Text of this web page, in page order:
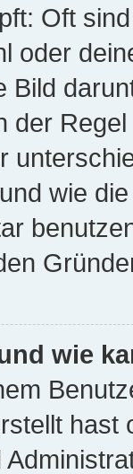
Oft
oder
der
wie
wie